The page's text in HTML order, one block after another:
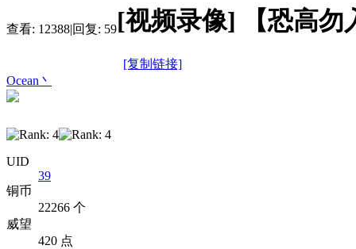
查看: 12388|回复: 59[视频录像] 【恐高
[复制链接]
Ocean丶
UID
39
铜币
22266 个
威望
420 点